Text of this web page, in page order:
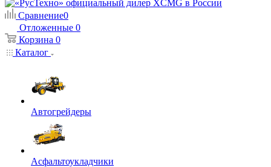
Сравнение0
Отложенные 0
Корзина 0
Каталог
Автогрейдеры
Асфальтоукладчики